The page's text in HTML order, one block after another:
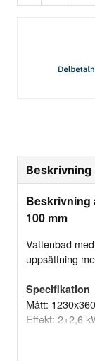
Beskrivning
Beskrivning
100 mm
Vattenbad
uppsättning
Specifikation
Mått:
Effekt: 2+2,6